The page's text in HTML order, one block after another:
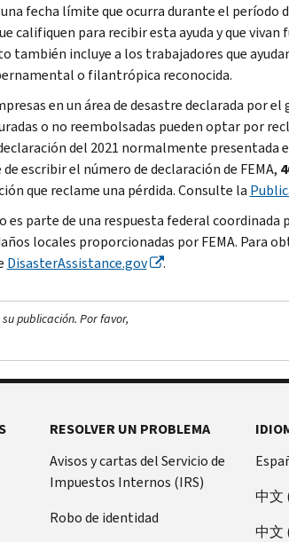
fecha límite que ocurra durante el período
califiquen para recibir esta ayuda y que vivan
también incluye a los trabajadores que
o filantrópica reconocida.
en un área de desastre declarada por
o no reembolsadas pueden optar por
del 2021 normalmente
de escribir el número de declaración de FEMA,
que reclame una pérdida. Consulte la
parte de una respuesta federal coordinada
locales proporcionadas por FEMA. Para
DisasterAssistance.gov .
publicación. Por favor,
RESOLVER UN PROBLEMA
Avisos y cartas del Servicio de
Impuestos Internos (IRS)
Robo de identidad
中文
中文